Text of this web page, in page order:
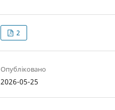
2
Опубліковано
2026-05-25